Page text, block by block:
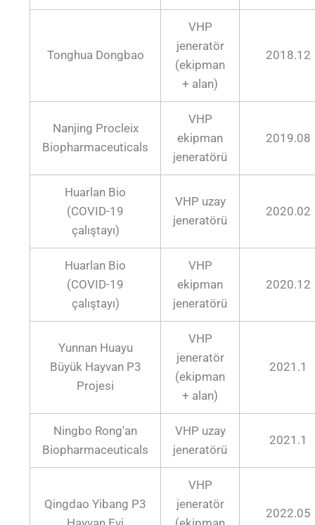
Tonghua Dongbao
VHP
jeneratör
(ekipman
+ alan)
2018.12
Nanjing Procleix
Biopharmaceuticals
VHP
ekipman
jeneratörü
2019.08
Huarlan Bio
(COVID-19
çalıştayı)
VHP uzay
jeneratörü
2020.02
Huarlan Bio
(COVID-19
çalıştayı)
VHP
ekipman
jeneratörü
2020.12
Yunnan Huayu
Büyük Hayvan P3
Projesi
VHP
jeneratör
(ekipman
+ alan)
2021.1
Ningbo Rong'an
Biopharmaceuticals
VHP uzay
jeneratörü
2021.1
Qingdao Yibang P3
VHP
jeneratör
2022.05